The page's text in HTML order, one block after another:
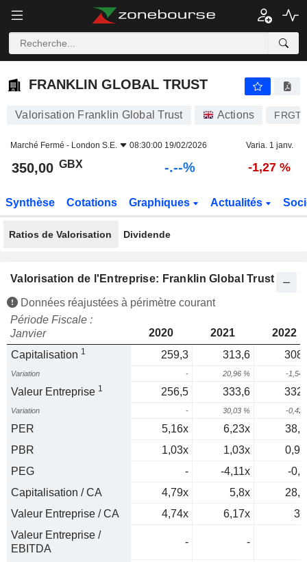
FRANKLIN GLOBAL TRUST 350,00 p -
FRANKLIN GLOBAL TRUST
Valorisation Franklin Global Trust Actions FRGT
Marché Fermé - London S.E. 08:30:00 19/02/2026 Varia. 1 janv.
350,00 GBX -.--% -1,27 %
Synthèse Cotations Graphiques Actualités
Ratios de Valorisation Dividende
Valorisation de l'Entreprise: Franklin Global Trust
Données réajustées à périmètre courant
Période Fiscale :
Janvier
2020 2021
2022
Capitalisation 1 259,3 313,6
Variation - 20,96 % -1,54
Valeur Entreprise 1 256,5 333,6
Variation - 30,03 % -0,42
PER 5,16x 6,23x
PBR
1,03x 1,03x
PEG
- -4,11x
-
Capitalisation / CA
4,79x 5,8x
Valeur Entreprise / CA
4,74x 6,17x
Valeur Entreprise /
EBITDA
- -